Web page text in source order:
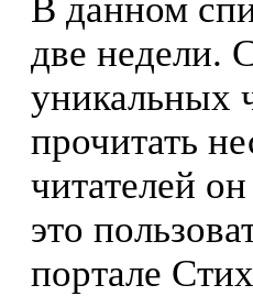
В данном
две недели.
уникальных
прочитать
читателей
это
портале